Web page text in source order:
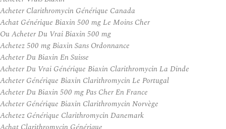
Acheter Clarithromycin Générique Canada
Achat Générique Biaxin 500 mg Le Moins Cher
Ou Acheter Du Vrai Biaxin 500 mg
Achetez 500 mg Biaxin Sans Ordonnance
Acheter Du Biaxin En Suisse
Acheter Du Vrai Générique Biaxin Clarithromycin La Dinde
Acheter Générique Biaxin Clarithromycin Le Portugal
Acheter Du Biaxin 500 mg Pas Cher En France
Acheter Générique Biaxin Clarithromycin Norvège
Achetez Générique Clarithromycin Danemark